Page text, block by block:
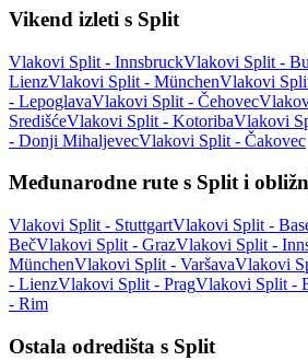
Vikend izleti s Split
Vlakovi Split - InnsbruckVlakovi Split -
LienzVlakovi Split - MünchenVlakovi
- LepoglavaVlakovi Split - Čehovec
SredišćeVlakovi Split - KotoribaVlakovi
- Donji MihaljevecVlakovi Split - Čakovec
Međunarodne rute s Split i
Vlakovi Split - StuttgartVlakovi Split -
BečVlakovi Split - GrazVlakovi Split -
MünchenVlakovi Split - VaršavaVlakovi
- LienzVlakovi Split - PragVlakovi Split -
- Rim
Ostala odredišta s Split